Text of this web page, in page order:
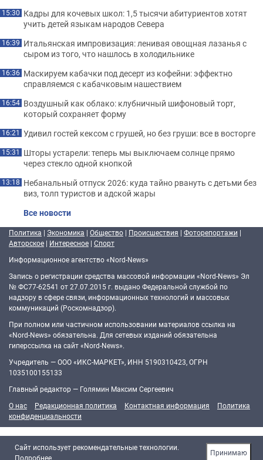
15:30 Кадры для кочевых школ: 1,5 тысячи абитуриентов хотят
учить детей языкам народов Севера
16:39 Итальянская импровизация: ленивая овощная лазанья с
сыром из того, что нашлось в холодильнике
16:36 Маскируем кабачки под десерт из кофейни: эффектно
справляемся с кабачковым нашествием
16:54 Воздушный как облако: клубничный шифоновый торт,
который сохраняет форму
16:21 Удивил гостей кексом с грушей, но без груши: все в восторге
15:31 Шторы устарели: теперь мы выключаем солнце прямо
через стекло одной кнопкой
13:18 Небанальный отпуск 2026: куда тайно рвануть с детьми без
виз, толп туристов и адской жары
Все новости
Политика | Экономика | Общество | Происшествия | Фоторепортажи |
Авторское | Интересное | Спорт
Информационное агентство «Nord-News»
Запись о регистрации средства массовой информации «Nord-News» Эл
№ ФС77-62541 от 27.07.2015 г. выдано Федеральной службой по
надзору в сфере связи, информационных технологий и массовых
коммуникаций (Роскомнадзор).
При полном или частичном использовании материалов ссылка на
«Nord-News» обязательна. Для сетевых изданий обязательна
гиперссылка на сайт «Nord-News».
Учредитель — ООО «ИКС-МАРКЕТ», ИНН 5190310423, ОГРН
1035100155133
Главный редактор — Голямин Максим Сергеевич
О нас
Редакционная политика Контактная информация
Политика
конфиденциальности
Cайт использует рекомендательные технологии.
Подробнее
Принимаю